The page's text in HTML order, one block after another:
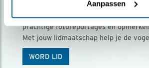
Aanpassen
Vogels is het tijdschrift voor onze
prachtige fotoreportages en
Met jouw lidmaatschap help je de
WORD LID